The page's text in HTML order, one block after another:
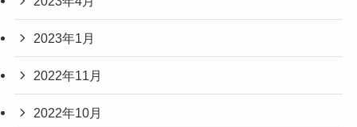
2023年1月
2022年11月
2022年10月